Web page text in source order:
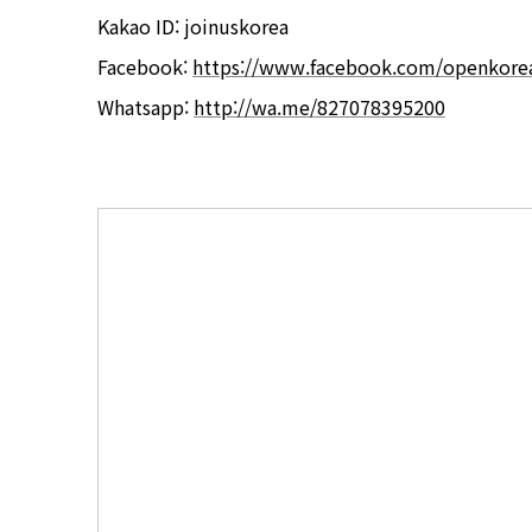
Kakao ID: joinuskorea
Facebook: https://www.facebook.com/
Whatsapp: http://wa.me/827078395200